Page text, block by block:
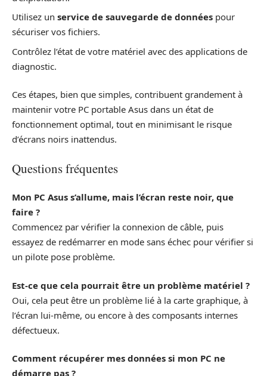
Utilisez un service de sauvegarde de données pour
sécuriser vos fichiers.
Contrôlez l’état de votre matériel avec des applications de
diagnostic.
Ces étapes, bien que simples, contribuent grandement à
maintenir votre PC portable Asus dans un état de
fonctionnement optimal, tout en minimisant le risque
d’écrans noirs inattendus.
Questions fréquentes
Mon PC Asus s’allume, mais l’écran reste noir, que
faire ?
Commencez par vérifier la connexion de câble, puis
essayez de redémarrer en mode sans échec pour vérifier si
un pilote pose problème.
Est-ce que cela pourrait être un problème matériel ?
Oui, cela peut être un problème lié à la carte graphique, à
l’écran lui-même, ou encore à des composants internes
défectueux.
Comment récupérer mes données si mon PC ne
démarre pas ?